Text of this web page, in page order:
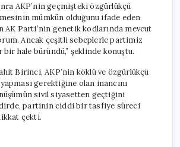
AKP’nin geçmişteki özgürlükçü
mümkün olduğunu ifade eden
AK Parti’nin genetik kodlarında mevcut
Ancak çeşitli sebeplerle partimiz
hale büründü,” şeklinde konuştu.
Birinci, AKP’nin köklü ve özgürlükçü
gerektiğine olan inancını
sivil siyasetten geçtiğini
partinin ciddi bir tasfiye süreci
çekti.